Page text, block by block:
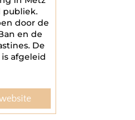
publiek.
door de
en de
De
afgeleid